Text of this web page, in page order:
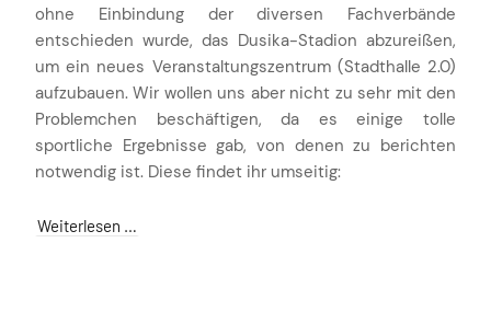
ohne Einbindung der diversen Fachverbände
entschieden wurde, das Dusika-Stadion abzureißen,
um ein neues Veranstaltungszentrum (Stadthalle 2.0)
aufzubauen. Wir wollen uns aber nicht zu sehr mit den
Problemchen beschäftigen, da es einige tolle
sportliche Ergebnisse gab, von denen zu berichten
notwendig ist. Diese findet ihr umseitig:
Weiterlesen …